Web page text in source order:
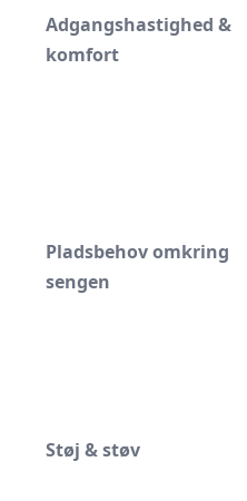
Adgangshastighed &
komfort
Pladsbehov omkring
sengen
Støj & støv